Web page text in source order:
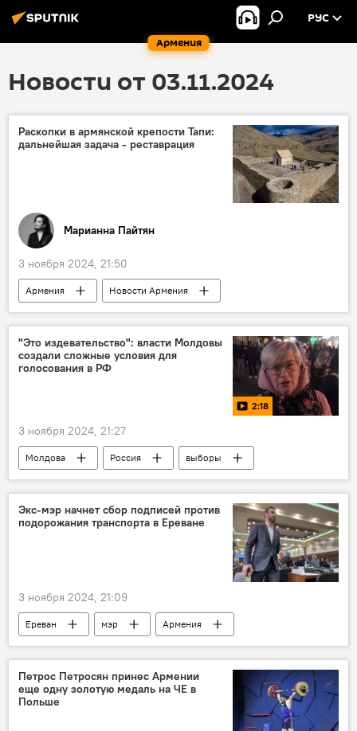
Армения
РУС
Новости от 03.11.2024
Раскопки в армянской крепости Тапи:
дальнейшая задача - реставрация
Марианна Пайтян
3 ноября 2024, 21:50
Армения
Новости Армения
Колумнисты
археологи
археология
крепость
замок
Арарат
раскопки реставрация
"Это издевательство": власти Молдовы
создали сложные условия для
голосования в РФ
2:18
3 ноября 2024, 21:27
Молдова Россия
выборы
Видео
Экс-мэр начнет сбор подписей против
подорожания транспорта в Ереване
3 ноября 2024, 21:09
Ереван мэр
Армения
Новости Армения
транспорт
Айк Марутян
Петрос Петросян принес Армении
еще одну золотую медаль на ЧЕ в
Польше